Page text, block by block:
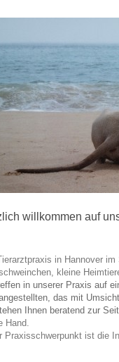
willkommen auf
in Hannover
kleine
in unserer Praxis auf
das mit
Ihnen beratend zur
Hand.
Praxisschwerpunkt ist die